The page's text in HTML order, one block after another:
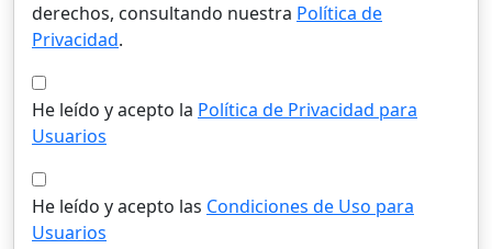
derechos, consultando nuestra Política de
Privacidad.
He leído y acepto la Política de Privacidad para
Usuarios
He leído y acepto las Condiciones de Uso para
Usuarios